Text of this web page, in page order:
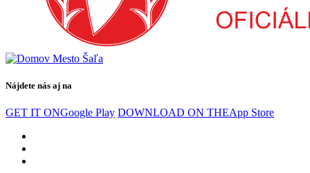
Nájdete nás aj na
GET IT ONGoogle Play DOWNLOAD ON THEApp Store